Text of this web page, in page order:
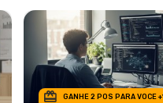
GANHE 2 POS PARA VOCE